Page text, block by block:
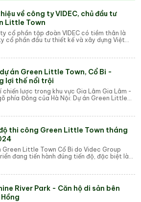
về công ty VIDEC, chủ đầu tư
Little Town
cổ phần tập đoàn VIDEC có tiềm thân là
cổ phần đầu tư thiết kế và xây dựng Việt
án Green Little Town, Cổ Bi -
lợi thế nổi trội
chiến lược trong khu vực Gia Lâm Gia Lâm -
phía Đông của Hà Nội: Dự án Green Little
thi công Green Little Town tháng
Little Town Cổ Bi do Videc Group
đang tiến hành đúng tiến độ, đặc biệt là
River Park - Căn hộ di sản bên